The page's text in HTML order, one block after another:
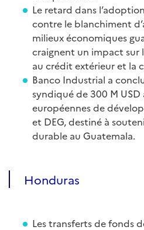
Le retard dans
contre le blanchiment
milieux économiques
craignent un impact sur
au crédit extérieur et la
Banco Industrial a
syndiqué de 300 M USD
européennes de
et DEG, destiné à
durable au Guatemala.
Honduras
Les transferts de fonds